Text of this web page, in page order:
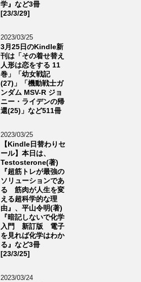
学』など3冊
[23/3/29]
2023/03/25
3月25日のKindle新
刊は「その着せ替え
人形は恋をする 11
巻」「幼女戦記
(27)」「機動戦士ガ
ンダム MSV-R ジョ
ニー・ライデンの帰
還(25)」など511冊
2023/03/25
【Kindle日替わりセ
ール】本日は、
Testosterone(著)
『超筋トレが最強の
ソリューションであ
る 筋肉が人生を変
える超科学的な理
由』、平山令明(著)
『暗記しないで化学
入門 新訂版 電子
を見れば化学はわか
る』など3冊
[23/3/25]
2023/03/24